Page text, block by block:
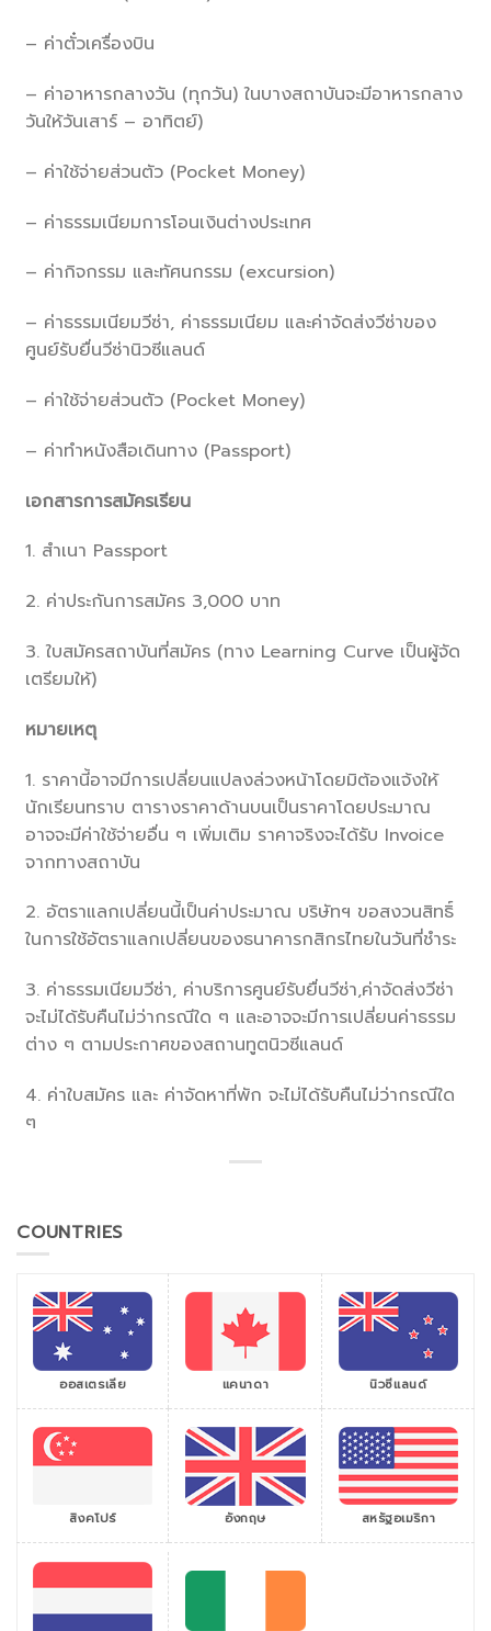
– ค่าตั๋วเครื่องบิน
– ค่าอาหารกลางวัน (ทุกวัน) ในบางสถาบันจะมีอาหารกลาง
วันให้วันเสาร์ – อาทิตย์)
– ค่าใช้จ่ายส่วนตัว (Pocket Money)
– ค่าธรรมเนียมการโอนเงินต่างประเทศ
– ค่ากิจกรรม และทัศนกรรม (excursion)
– ค่าธรรมเนียมวีซ่า, ค่าธรรมเนียม และค่าจัดส่งวีซ่าของ
ศูนย์รับยื่นวีซ่านิวซีแลนด์
– ค่าใช้จ่ายส่วนตัว (Pocket Money)
– ค่าทำหนังสือเดินทาง (Passport)
เอกสารการสมัครเรียน
1. สำเนา Passport
2. ค่าประกันการสมัคร 3,000 บาท
3. ใบสมัครสถาบันที่สมัคร (ทาง Learning Curve เป็นผู้จัด
เตรียมให้)
หมายเหตุ
1. ราคานี้อาจมีการเปลี่ยนแปลงล่วงหน้าโดยมิต้องแจ้งให้
นักเรียนทราบ ตารางราคาด้านบนเป็นราคาโดยประมาณ
อาจจะมีค่าใช้จ่ายอื่น ๆ เพิ่มเติม ราคาจริงจะได้รับ Invoice
จากทางสถาบัน
2. อัตราแลกเปลี่ยนนี้เป็นค่าประมาณ บริษัทฯ ขอสงวนสิทธิ์
ในการใช้อัตราแลกเปลี่ยนของธนาคารกสิกรไทยในวันที่ชำระ
3. ค่าธรรมเนียมวีซ่า, ค่าบริการศูนย์รับยื่นวีซ่า,ค่าจัดส่งวีซ่า
จะไม่ได้รับคืนไม่ว่ากรณีใด ๆ และอาจจะมีการเปลี่ยนค่าธรรม
ต่าง ๆ ตามประกาศของสถานทูตนิวซีแลนด์
4. ค่าใบสมัคร และ ค่าจัดหาที่พัก จะไม่ได้รับคืนไม่ว่ากรณีใด
ๆ
COUNTRIES
ออสเตรเลีย แคนาดา นิวซีแลนด์
สิงคโปร์ อังกฤษ สหรัฐอเมริกา